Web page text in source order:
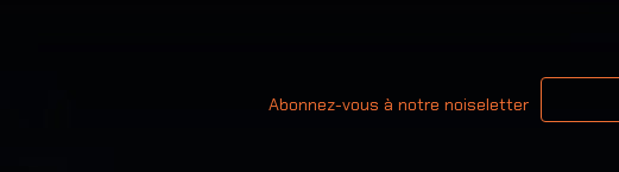
Abonnez-vous à notre noiseletter
Votre adresse email